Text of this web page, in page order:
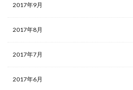
2017年9月
2017年8月
2017年7月
2017年6月